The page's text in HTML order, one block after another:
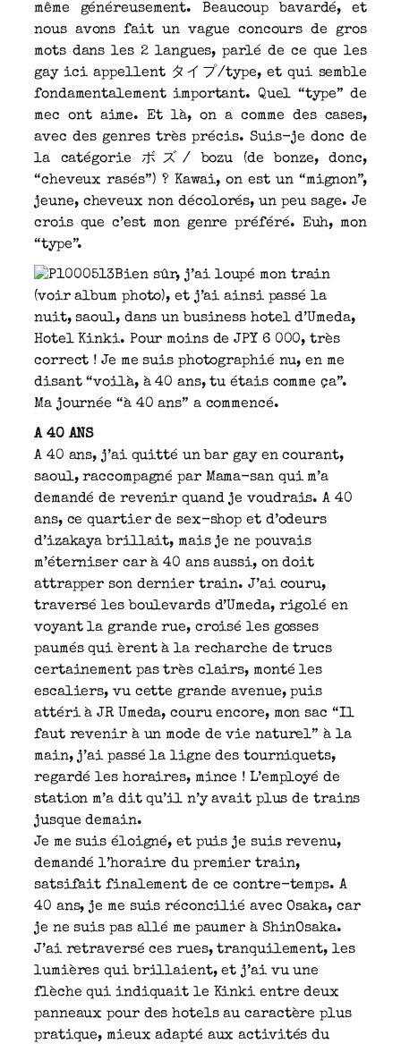
même généreusement. Beaucoup bavardé, et
nous avons fait un vague concours de gros
mots dans les 2 langues, parlé de ce que les
gay ici appellent タイプ/type, et qui semble
fondamentalement important. Quel “type” de
mec ont aime. Et là, on a comme des cases,
avec des genres très précis. Suis-je donc de
la catégorie ボズ/ bozu (de bonze, donc,
“cheveux rasés”) ? Kawai, on est un “mignon”,
jeune, cheveux non décolorés, un peu sage. Je
crois que c’est mon genre préféré. Euh, mon
“type”.
Bien sûr, j’ai loupé mon train
(voir album photo), et j’ai ainsi passé la
nuit, saoul, dans un business hotel d’Umeda,
Hotel Kinki. Pour moins de JPY 6 000, très
correct ! Je me suis photographié nu, en me
disant “voilà, à 40 ans, tu étais comme ça”.
Ma journée “à 40 ans” a commencé.
A 40 ANS
A 40 ans, j’ai quitté un bar gay en courant,
saoul, raccompagné par Mama-san qui m’a
demandé de revenir quand je voudrais. A 40
ans, ce quartier de sex-shop et d’odeurs
d’izakaya brillait, mais je ne pouvais
m’éterniser car à 40 ans aussi, on doit
attrapper son dernier train. J’ai couru,
traversé les boulevards d’Umeda, rigolé en
voyant la grande rue, croisé les gosses
paumés qui èrent à la recharche de trucs
certainement pas très clairs, monté les
escaliers, vu cette grande avenue, puis
attéri à JR Umeda, couru encore, mon sac “Il
faut revenir à un mode de vie naturel” à la
main, j’ai passé la ligne des tourniquets,
regardé les horaires, mince ! L’employé de
station m’a dit qu’il n’y avait plus de trains
jusque demain.
Je me suis éloigné, et puis je suis revenu,
demandé l’horaire du premier train,
satsifait finalement de ce contre-temps. A
40 ans, je me suis réconcilié avec Osaka, car
je ne suis pas allé me paumer à ShinOsaka.
J’ai retraversé ces rues, tranquilement, les
lumières qui brillaient, et j’ai vu une
flèche qui indiquait le Kinki entre deux
panneaux pour des hotels au caractère plus
pratique, mieux adapté aux activités du